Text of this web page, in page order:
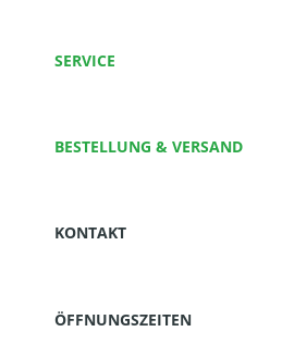
SERVICE
BESTELLUNG & VERSAND
KONTAKT
ÖFFNUNGSZEITEN